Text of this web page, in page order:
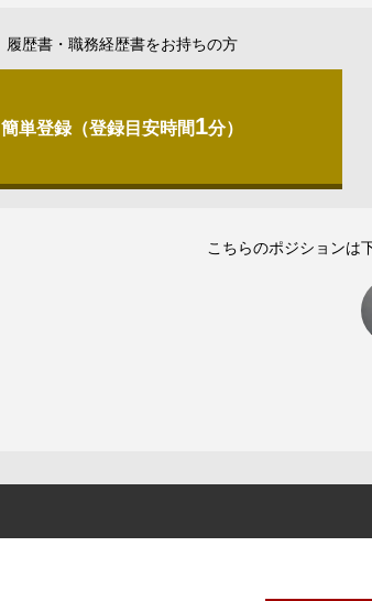
履歴書・職務経歴書をお持ちの方
簡単登録（登録目安時間1分）
こちらのポジションは